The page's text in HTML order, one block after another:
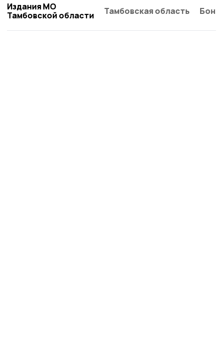
Издания МО
Тамбовской области
Тамбовская область